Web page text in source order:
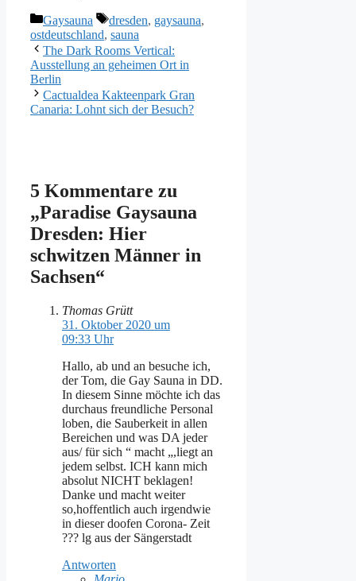
Kategorien
Gaysauna Schlagwörter
dresden, gaysauna,
ostdeutschland, sauna
The Dark Rooms Vertical:
Ausstellung an geheimen Ort in
Berlin
Cactualdea Kakteenpark Gran
Canaria: Lohnt sich der Besuch?
5 Kommentare zu
„Paradise Gaysauna
Dresden: Hier
schwitzen Männer in
Sachsen“
Thomas Grütt
31. Oktober 2020 um
09:33 Uhr
Hallo, ab und an besuche ich,
der Tom, die Gay Sauna in DD.
In diesem Sinne möchte ich das
durchaus freundliche Personal
loben, die Sauberkeit in allen
Bereichen und was DA jeder
aus/ für sich “ macht „,liegt an
jedem selbst. ICH kann mich
absolut NICHT beklagen!
Danke und macht weiter
so,hoffentlich auch irgendwie
in dieser doofen Corona- Zeit
??? lg aus der Sängerstadt
Antworten